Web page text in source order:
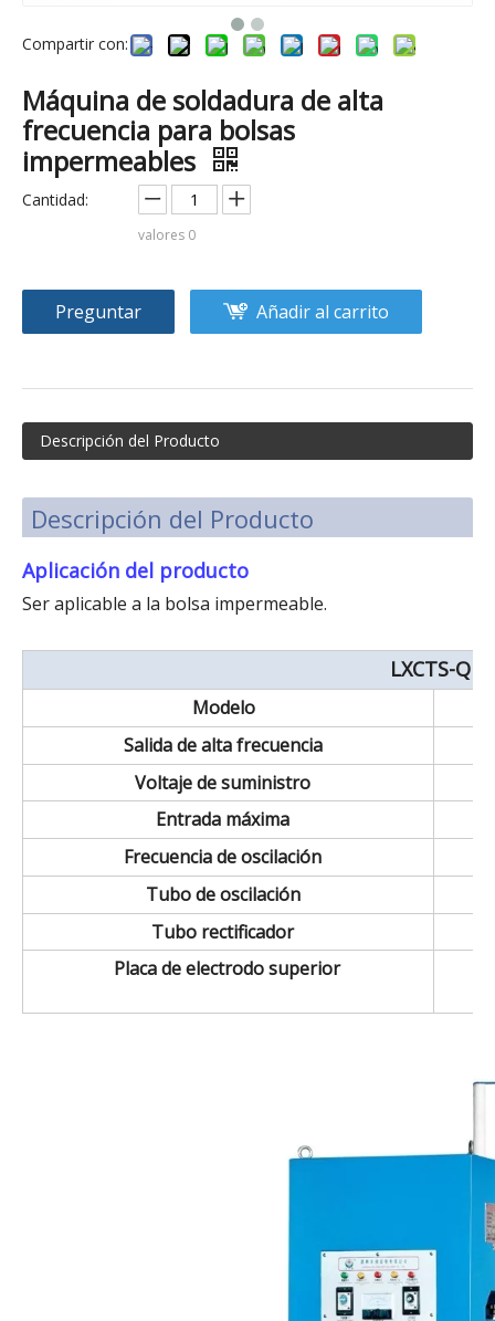
Compartir con:
Máquina de soldadura de alta
frecuencia para bolsas
impermeables
Cantidad:
valores 0
Preguntar Añadir al carrito
Descripción del Producto
Descripción del Producto
Aplicación del producto
Ser aplicable a la bolsa impermeable.
LXCTS-Q
Modelo
Salida de alta frecuencia
Voltaje de suministro
Entrada máxima
Frecuencia de oscilación
Tubo de oscilación
Tubo rectificador
Placa de electrodo superior